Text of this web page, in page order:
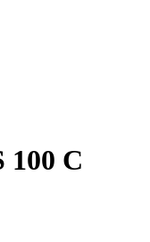
100 C